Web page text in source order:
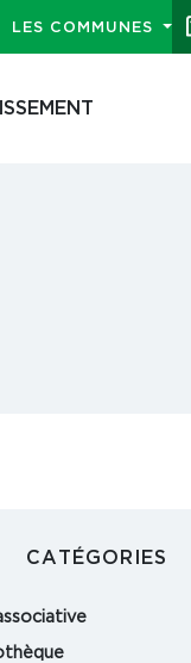
LES COMMUNES
CATÉGORIES